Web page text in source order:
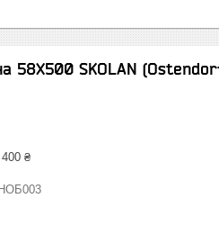
58Х500 SKOLAN
₴